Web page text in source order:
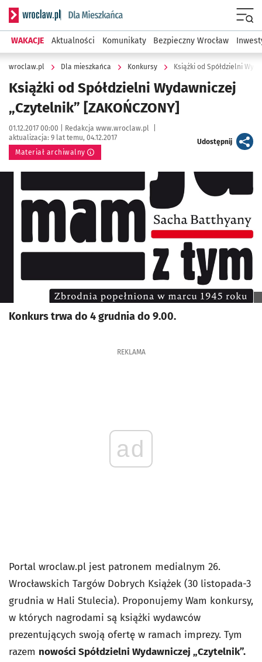
Serwis informacyjny wroclaw.pl podserwis: Dla mieszkańca
WAKACJE Aktualności Komunikaty Bezpieczny Wrocław
wroclaw.pl Dla mieszkańca Konkursy Książki od Spółdzielni
Książki od Spółdzielni Wydawniczej
„Czytelnik” [ZAKOŃCZONY]
Data publikacji:
01.12.2017 00:00 | Autor:
Redakcja www.wroclaw.pl
aktualizacja: 9 lat temu, 04.12.2017
Materiał archiwalny
Udostępnijartykuł
Konkurs trwa do 4 grudnia do 9.00.
REKLAMA
ad
Portal wroclaw.pl jest patronem medialnym 26.
Wrocławskich Targów Dobrych Książek (30 listopada-3
grudnia w Hali Stulecia). Proponujemy Wam konkursy,
w których nagrodami są książki wydawców
prezentujących swoją ofertę w ramach imprezy. Tym
razem nowości Spółdzielni Wydawniczej „Czytelnik”.